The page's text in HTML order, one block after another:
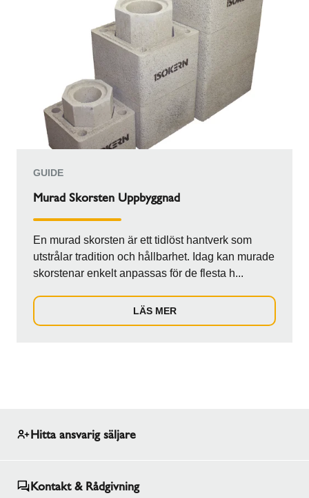
GUIDE
Murad Skorsten Uppbyggnad
En murad skorsten är ett tidlöst hantverk som
utstrålar tradition och hållbarhet. Idag kan murade
skorstenar enkelt anpassas för de flesta h...
LÄS MER
Hitta ansvarig säljare
Kontakt & Rådgivning